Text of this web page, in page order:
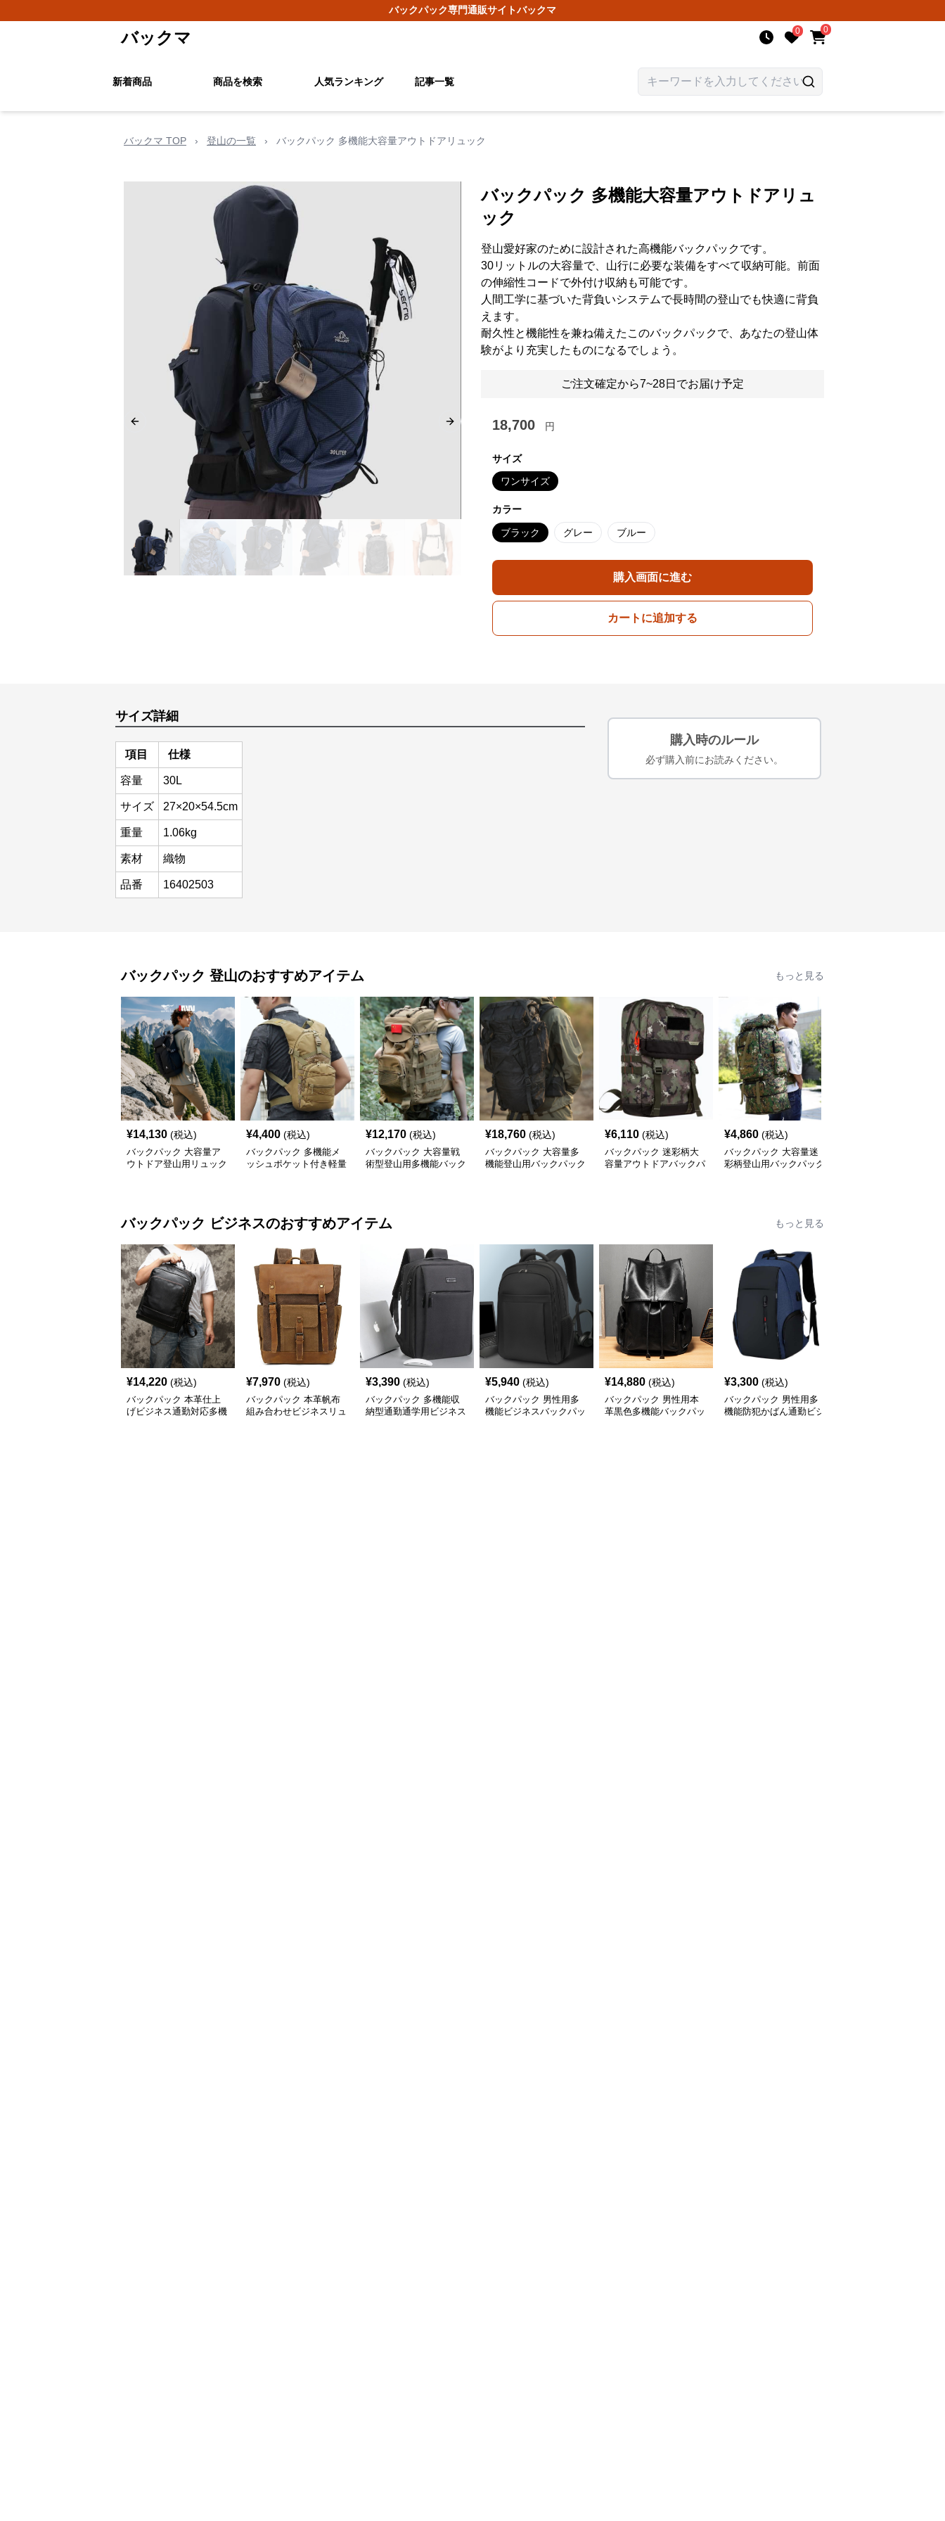
バックパック専門通販サイトバックマ
バックマ 0 0
新着商品 商品を検索 人気ランキング 記事一覧
バックマ TOP › 登山の一覧 › バックパック 多機能大容量アウトドアリュック
Previous slide Next slide
バックパック 多機能大容量アウトドアリュ
ック
登山愛好家のために設計された高機能バックパックです。
30リットルの大容量で、山行に必要な装備をすべて収納可能。前面
の伸縮性コードで外付け収納も可能です。
人間工学に基づいた背負いシステムで長時間の登山でも快適に背負
えます。
耐久性と機能性を兼ね備えたこのバックパックで、あなたの登山体
験がより充実したものになるでしょう。
ご注文確定から7~28日でお届け予定
18,700 円
サイズ
ワンサイズ
カラー
ブラック グレー ブルー
購入画面に進む
カートに追加する
サイズ詳細
項目 仕様
容量 30L
サイズ 27×20×54.5cm
重量 1.06kg
素材 織物
品番 16402503
購入時のルール
必ず購入前にお読みください。
バックパック 登山のおすすめアイテム もっと見る
¥14,130 (税込)
バックパック 大容量ア
ウトドア登山用リュック
¥4,400 (税込)
バックパック 多機能メ
ッシュポケット付き軽量
¥12,170 (税込)
バックパック 大容量戦
術型登山用多機能バック
¥18,760 (税込)
バックパック 大容量多
機能登山用バックパック
¥6,110 (税込)
バックパック 迷彩柄大
容量アウトドアバックパ
¥4,860 (税込)
バックパック 大容量迷
彩柄登山用バックパック
バックパック ビジネスのおすすめアイテム もっと見る
¥14,220 (税込)
バックパック 本革仕上
げビジネス通勤対応多機
¥7,970 (税込)
バックパック 本革帆布
組み合わせビジネスリュ
¥3,390 (税込)
バックパック 多機能収
納型通勤通学用ビジネス
¥5,940 (税込)
バックパック 男性用多
機能ビジネスバックパッ
¥14,880 (税込)
バックパック 男性用本
革黒色多機能バックパッ
¥3,300 (税込)
バックパック 男性用多
機能防犯かばん通勤ビジ